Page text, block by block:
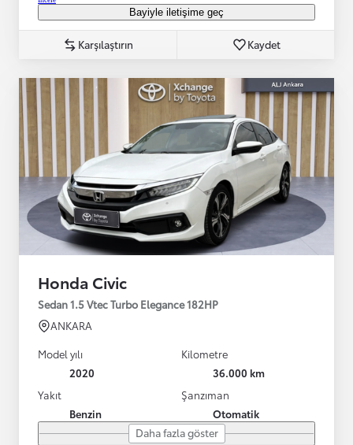
Bayiyle iletişime geç
Karşılaştırın Kaydet
Honda Civic
Sedan 1.5 Vtec Turbo Elegance 182HP
ANKARA
Model yılı
2020
Kilometre
36.000 km
Yakıt
Benzin
Şanzıman
Otomatik
Daha fazla göster